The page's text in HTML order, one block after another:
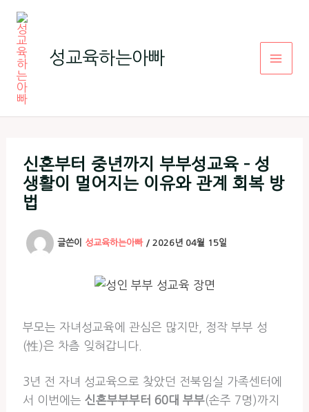
뛰
성교육하는아빠
신혼부터 중년까지 부부성교육 – 성
생활이 멀어지는 이유와 관계 회복 방
법
글쓴이 성교육하는아빠 /2026년 04월 15일
부모는 자녀성교육에 관심은 많지만, 정작 부부 성
(性)은 차츰 잊혀갑니다.
3년 전 자녀 성교육으로 찾았던 전북임실 가족센터에
서 이번에는신혼부부부터 60대 부부(손주 7명)까지